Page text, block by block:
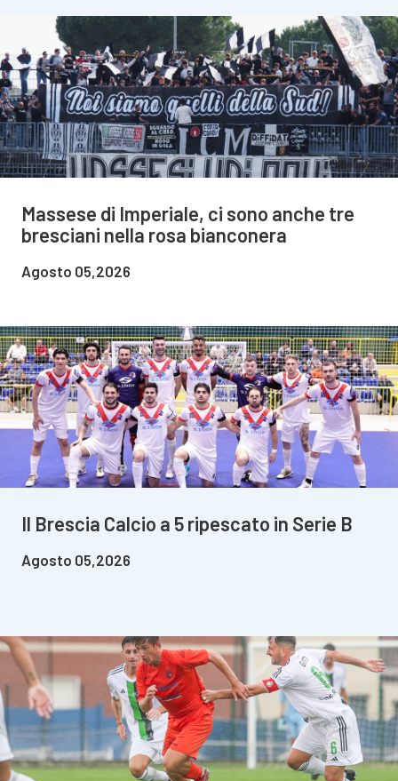
Massese di Imperiale, ci sono anche tre
bresciani nella rosa bianconera
Agosto 05,2026
Il Brescia Calcio a 5 ripescato in Serie B
Agosto 05,2026